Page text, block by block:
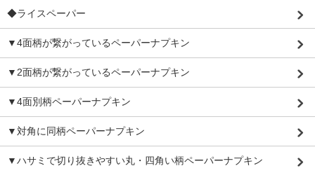
◆ライスペーパー
▼4面柄が繋がっているペーパーナプキン
▼2面柄が繋がっているペーパーナプキン
▼4面別柄ペーパーナプキン
▼対角に同柄ペーパーナプキン
▼ハサミで切り抜きやすい丸・四角い柄ペーパーナプキン